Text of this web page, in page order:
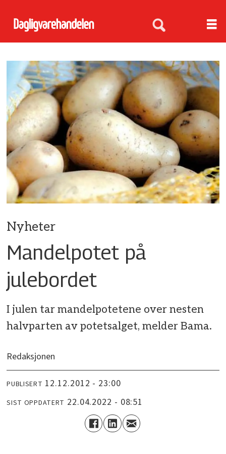
Nyheter
Mandelpotet på
julebordet
I julen tar mandelpotetene over nesten
halvparten av potetsalget, melder Bama.
Redaksjonen
PUBLISERT 12.12.2012 - 23:00
SIST OPPDATERT 22.04.2022 - 08:51